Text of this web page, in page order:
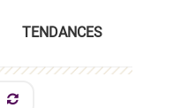
TENDANCES